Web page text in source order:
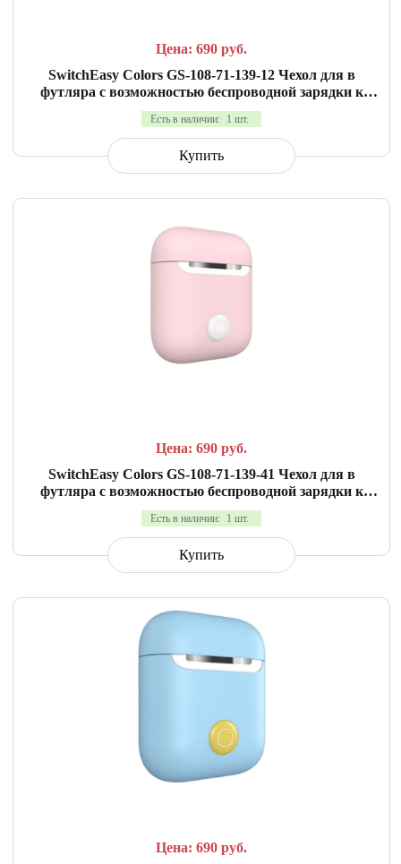
Цена: 690 руб.
SwitchEasy Colors GS-108-71-139-12 Чехол для в
футляра с возможностью беспроводной зарядки к
AirPods 2. Материал силикон. Цвет черный.
Есть в наличии: 1 шт.
Купить
Цена: 690 руб.
SwitchEasy Colors GS-108-71-139-41 Чехол для в
футляра с возможностью беспроводной зарядки к
AirPods 2. Материал силикон. Цвет розовый
Есть в наличии: 1 шт.
Купить
Цена: 690 руб.